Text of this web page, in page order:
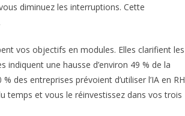
diminuez les interruptions. Cette
vos objectifs en modules. Elles clarifient les
une hausse d’environ 49 % de la
des entreprises prévoient d’utiliser l’IA en RH
temps et vous le réinvestissez dans vos trois